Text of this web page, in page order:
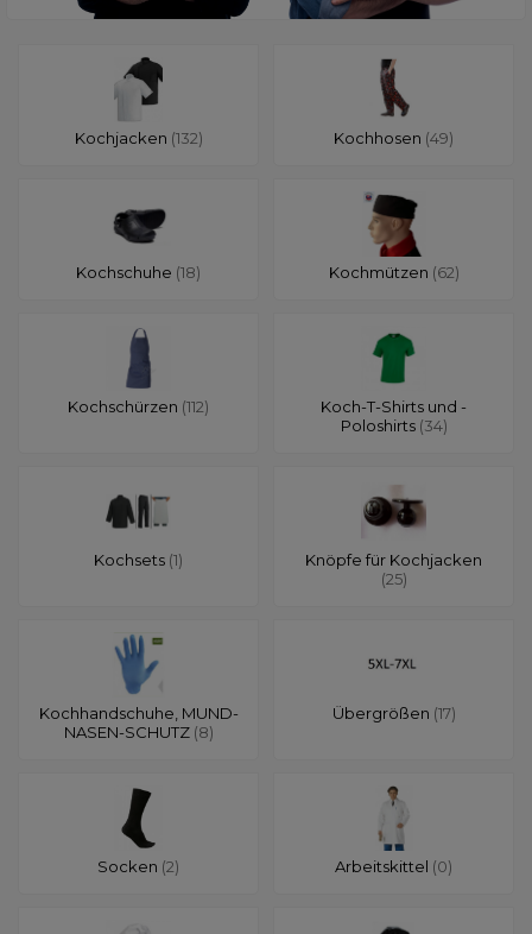
Kochjacken (132) Kochhosen (49)
Kochschuhe (18) Kochmützen (62)
Kochschürzen (112)
Koch-T-Shirts und -
Poloshirts (34)
Kochsets (1)
Knöpfe für Kochjacken
(25)
Kochhandschuhe, MUND-
NASEN-SCHUTZ (8)
Übergrößen (17)
Socken (2) Arbeitskittel (0)